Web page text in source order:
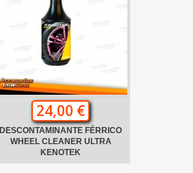
24,00 €
DESCONTAMINANTE FÉRRICO
WHEEL CLEANER ULTRA
KENOTEK